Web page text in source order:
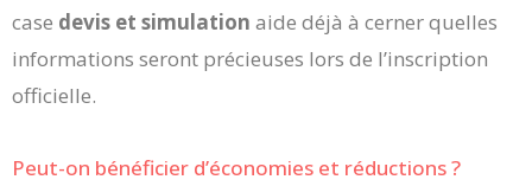
case devis et simulation aide déjà à cerner quelles
informations seront précieuses lors de l’inscription
officielle.
Peut-on bénéficier d’économies et réductions ?